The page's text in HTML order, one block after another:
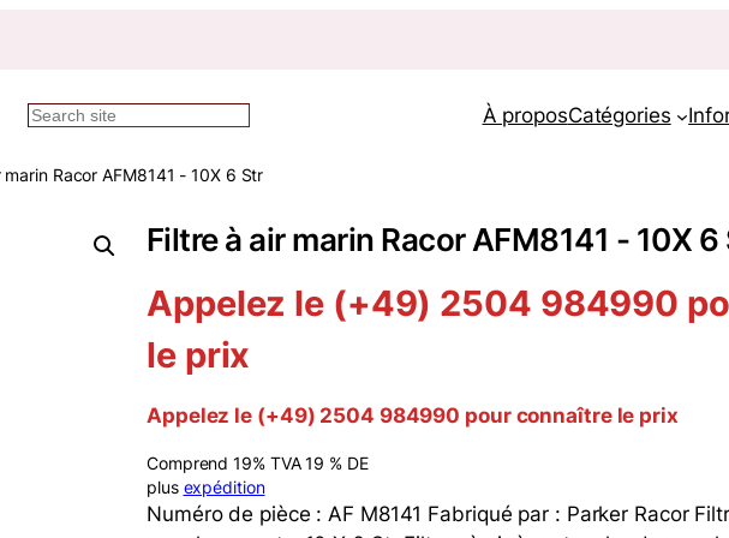
Recherche À proposCatégories
marin Racor AFM8141 - 10X 6 Str
Filtre à air marin Racor AFM8141 - 10X 6
Appelez le (+49) 2504 984990
le prix
Appelez le (+49) 2504 984990 pour connaître le prix
Comprend 19% TVA 19 % DE
plus expédition
Numéro de pièce : AF M8141 Fabriqué par : Parker Racor